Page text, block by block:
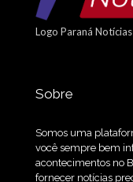
Logo Paraná Notícias
Sobre
Somos uma
você sempre bem
acontecimentos no
fornecer notícias